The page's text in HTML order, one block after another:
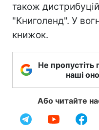
також
"Книголенд". У
книжок.
Не пропустіть
наші
Або читайте